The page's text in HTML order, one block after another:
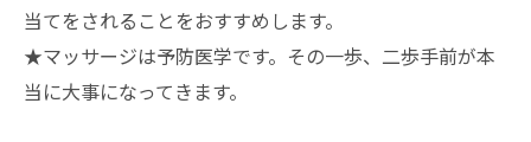
当てをされることをおすすめします。
★マッサージは予防医学です。その一歩、二歩手前が本
当に大事になってきます。